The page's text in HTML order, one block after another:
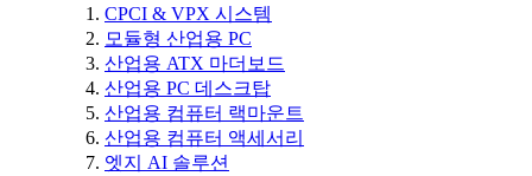
CPCI & VPX 시스템
모듈형 산업용 PC
산업용 ATX 마더보드
산업용 PC 데스크탑
산업용 컴퓨터 랙마운트
산업용 컴퓨터 액세서리
엣지 AI 솔루션